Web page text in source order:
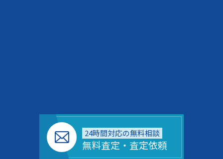
24時間対応の無料相談
無料査定・査定依頼